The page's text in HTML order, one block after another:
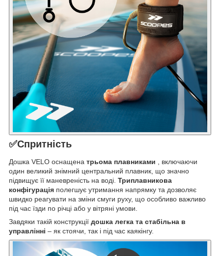
✅Спритність
Дошка VELO оснащена трьома плавниками , включаючи
один великий знімний центральний плавник, що значно
підвищує її маневреність на воді. Триплавникова
конфігурація полегшує утримання напрямку та дозволяє
швидко реагувати на зміни смуги руху, що особливо важливо
під час їзди по річці або у вітряні умови.
Завдяки такій конструкції дошка легка та стабільна в
управлінні – як стоячи, так і під час каякінгу.